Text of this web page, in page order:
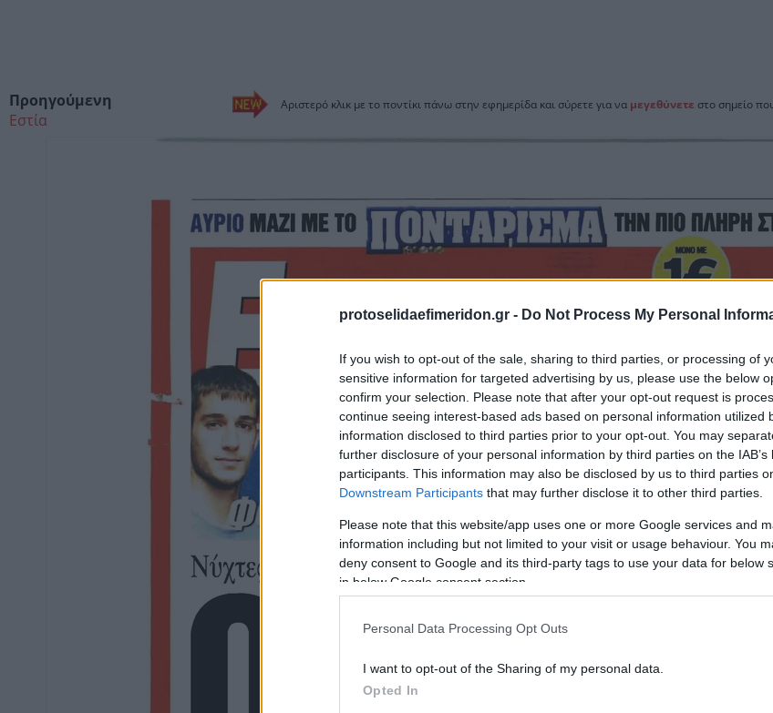
protoselidaefimeridon.gr - Do Not Process My Personal
If you wish to opt-out of the sale, sharing to third parties, or processing of
sensitive information for targeted advertising by us, please use the below
confirm your selection. Please note that after your opt-out request is
continue seeing interest-based ads based on personal information utilized
information disclosed to third parties prior to your opt-out. You may
further disclosure of your personal information by third parties on the IAB’s
participants. This information may also be disclosed by us to third parties
Downstream Participants that may further disclose it to other third parties.
Please note that this website/app uses one or more Google services and
information including but not limited to your visit or usage behaviour. You
deny consent to Google and its third-party tags to use your data for below
in below Google consent section.
Personal Data Processing Opt Outs
I want to opt-out of the Sharing of my personal data.
Opted In
Αριστερό κλικ με το ποντίκι πάνω στην εφημερίδα και σύρετε για να μεγεθύνετε στο σημείο
Προηγούμενη
Εστία